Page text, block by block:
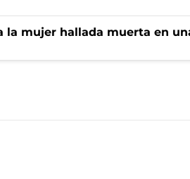
la mujer hallada muerta en